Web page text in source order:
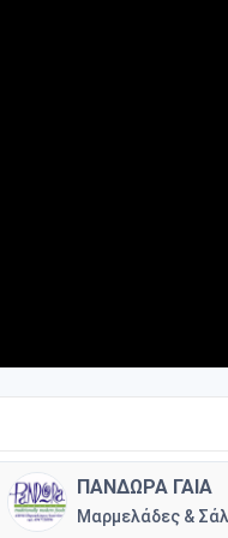
ΠΑΝΔΩΡΑ ΓΑΙΑ
Μαρμελάδες &